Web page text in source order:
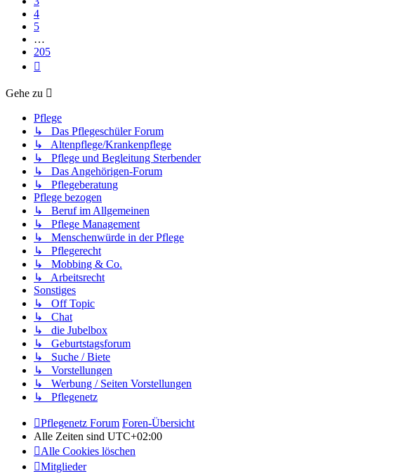
4
5
…
205
Gehe zu
Pflege
↳ Das Pflegeschüler Forum
↳ Altenpflege/Krankenpflege
↳ Pflege und Begleitung Sterbender
↳ Das Angehörigen-Forum
↳ Pflegeberatung
Pflege bezogen
↳ Beruf im Allgemeinen
↳ Pflege Management
↳ Menschenwürde in der Pflege
↳ Pflegerecht
↳ Mobbing & Co.
↳ Arbeitsrecht
Sonstiges
↳ Off Topic
↳ Chat
↳ die Jubelbox
↳ Geburtstagsforum
↳ Suche / Biete
↳ Vorstellungen
↳ Werbung / Seiten Vorstellungen
↳ Pflegenetz
Pflegenetz Forum Foren-Übersicht
Alle Zeiten sind UTC+02:00
Alle Cookies löschen
Mitglieder